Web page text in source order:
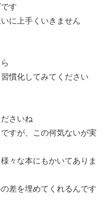
す
に上手くいきません
慣化してみてください
さいね
すが、この何気ないが実
々な本にもかいてありま
差を埋めてくれるんです